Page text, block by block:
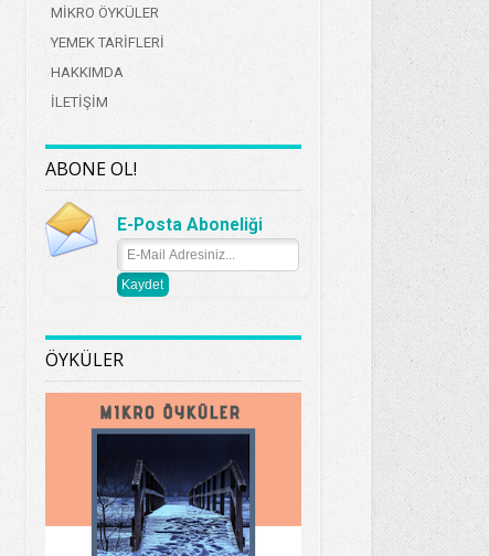
MİKRO ÖYKÜLER
YEMEK TARİFLERİ
HAKKIMDA
İLETİŞİM
ABONE OL!
E-Posta Aboneliği
ÖYKÜLER